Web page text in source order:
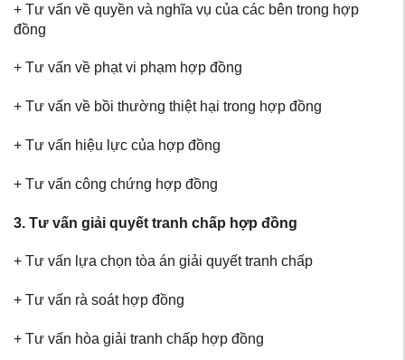
+ Tư vấn về quyền và nghĩa vụ của các bên trong hợp
đồng
+ Tư vấn về phạt vi phạm hợp đồng
+ Tư vấn về bồi thường thiệt hại trong hợp đồng
+ Tư vấn hiệu lực của hợp đồng
+ Tư vấn công chứng hợp đồng
3. Tư vấn giải quyết tranh chấp hợp đồng
+ Tư vấn lựa chọn tòa án giải quyết tranh chấp
+ Tư vấn rà soát hợp đồng
+ Tư vấn hòa giải tranh chấp hợp đồng